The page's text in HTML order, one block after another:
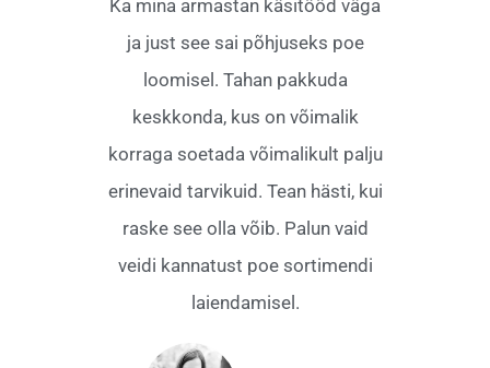
Ka mina armastan käsitööd väga
ja just see sai põhjuseks poe
loomisel. Tahan pakkuda
keskkonda, kus on võimalik
korraga soetada võimalikult palju
erinevaid tarvikuid. Tean hästi, kui
raske see olla võib. Palun vaid
veidi kannatust poe sortimendi
laiendamisel.